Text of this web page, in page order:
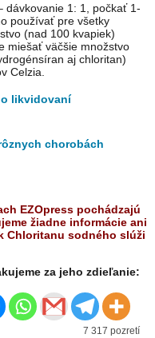
dávkovanie 1: 1, počkať 1-
používať pre všetky
(nad 100 kvapiek)
miešať väčšie množstvo
aj chloritan)
Celzia.
o likvidovaní
chorobách
EZOpress pochádzajú
žiadne informácie ani
Chloritanu sodného slúži
za jeho zdieľanie:
7 317 pozretí